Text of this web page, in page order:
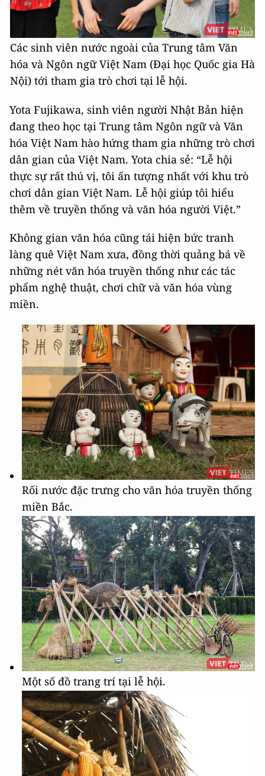
Các sinh viên nước ngoài của Trung tâm Văn
hóa và Ngôn ngữ Việt Nam (Đại học Quốc gia Hà
Nội) tới tham gia trò chơi tại lễ hội.
Yota Fujikawa, sinh viên người Nhật Bản hiện
đang theo học tại Trung tâm Ngôn ngữ và Văn
hóa Việt Nam hào hứng tham gia những trò chơi
dân gian của Việt Nam. Yota chia sẻ: “Lễ hội
thực sự rất thú vị, tôi ấn tượng nhất với khu trò
chơi dân gian Việt Nam. Lễ hội giúp tôi hiểu
thêm về truyền thống và văn hóa người Việt.”
Không gian văn hóa cũng tái hiện bức tranh
làng quê Việt Nam xưa, đồng thời quảng bá về
những nét văn hóa truyền thống như các tác
phẩm nghệ thuật, chơi chữ và văn hóa vùng
miền.
Rối nước đặc trưng cho văn hóa truyền thống
miền Bắc.
Một số đồ trang trí tại lễ hội.